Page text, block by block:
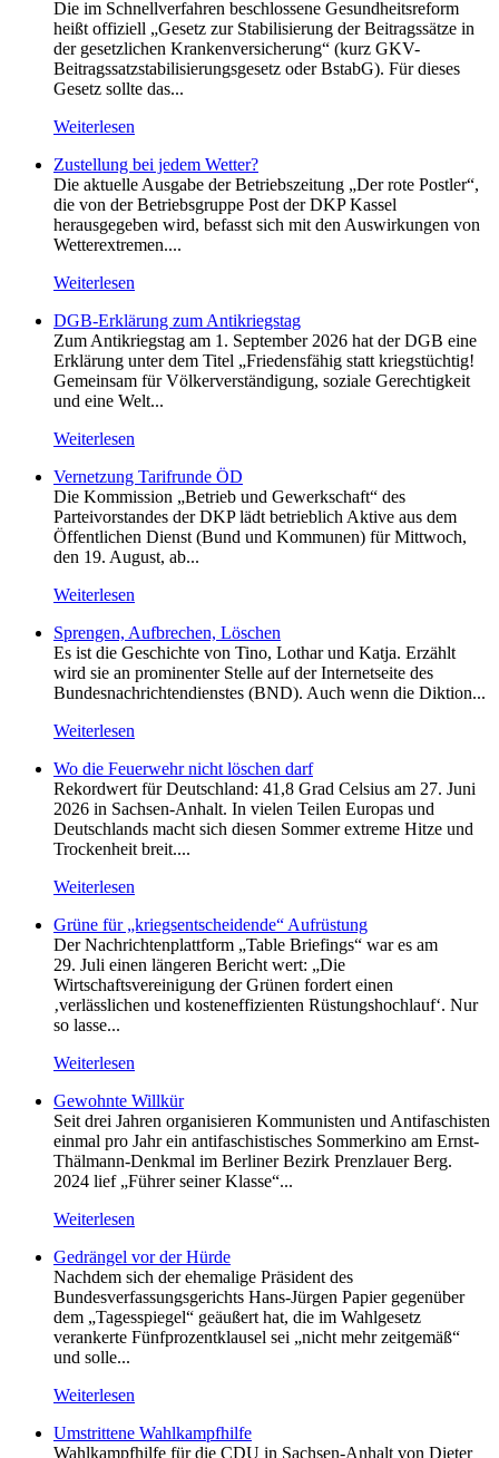
Die im Schnellverfahren beschlossene Gesundheitsreform
heißt offiziell „Gesetz zur Stabilisierung der Beitragssätze in
der gesetzlichen Krankenversicherung“ (kurz GKV-
Beitragssatzstabilisierungsgesetz oder BstabG). Für dieses
Gesetz sollte das...
Weiterlesen
Zustellung bei jedem Wetter?
Die aktuelle Ausgabe der Betriebszeitung „Der rote Postler“,
die von der Betriebsgruppe Post der DKP Kassel
herausgegeben wird, befasst sich mit den Auswirkungen von
Wetterextremen....
Weiterlesen
DGB-Erklärung zum Antikriegstag
Zum Antikriegstag am 1. September 2026 hat der DGB eine
Erklärung unter dem Titel „Friedensfähig statt kriegstüchtig!
Gemeinsam für Völkerverständigung, soziale Gerechtigkeit
und eine Welt...
Weiterlesen
Vernetzung Tarifrunde ÖD
Die Kommission „Betrieb und Gewerkschaft“ des
Parteivorstandes der DKP lädt betrieblich Aktive aus dem
Öffentlichen Dienst (Bund und Kommunen) für Mittwoch,
den 19. August, ab...
Weiterlesen
Sprengen, Aufbrechen, Löschen
Es ist die Geschichte von Tino, Lothar und Katja. Erzählt
wird sie an prominenter Stelle auf der Internetseite des
Bundesnachrichtendienstes (BND). Auch wenn die Diktion...
Weiterlesen
Wo die Feuerwehr nicht löschen darf
Rekordwert für Deutschland: 41,8 Grad Celsius am 27. Juni
2026 in Sachsen-Anhalt. In vielen Teilen Europas und
Deutschlands macht sich diesen Sommer extreme Hitze und
Trockenheit breit....
Weiterlesen
Grüne für „kriegsentscheidende“ Aufrüstung
Der Nachrichtenplattform „Table Briefings“ war es am
29. Juli einen längeren Bericht wert: „Die
Wirtschaftsvereinigung der Grünen fordert einen
‚verlässlichen und kosteneffizienten Rüstungshochlauf‘. Nur
so lasse...
Weiterlesen
Gewohnte Willkür
Seit drei Jahren organisieren Kommunisten und Antifaschisten
einmal pro Jahr ein antifaschistisches Sommerkino am Ernst-
Thälmann-Denkmal im Berliner Bezirk Prenzlauer Berg.
2024 lief „Führer seiner Klasse“...
Weiterlesen
Gedrängel vor der Hürde
Nachdem sich der ehemalige Präsident des
Bundesverfassungsgerichts Hans-Jürgen Papier gegenüber
dem „Tagesspiegel“ geäußert hat, die im Wahlgesetz
verankerte Fünfprozentklausel sei „nicht mehr zeitgemäß“
und solle...
Weiterlesen
Umstrittene Wahlkampfhilfe
Wahlkampfhilfe für die CDU in Sachsen-Anhalt von Dieter